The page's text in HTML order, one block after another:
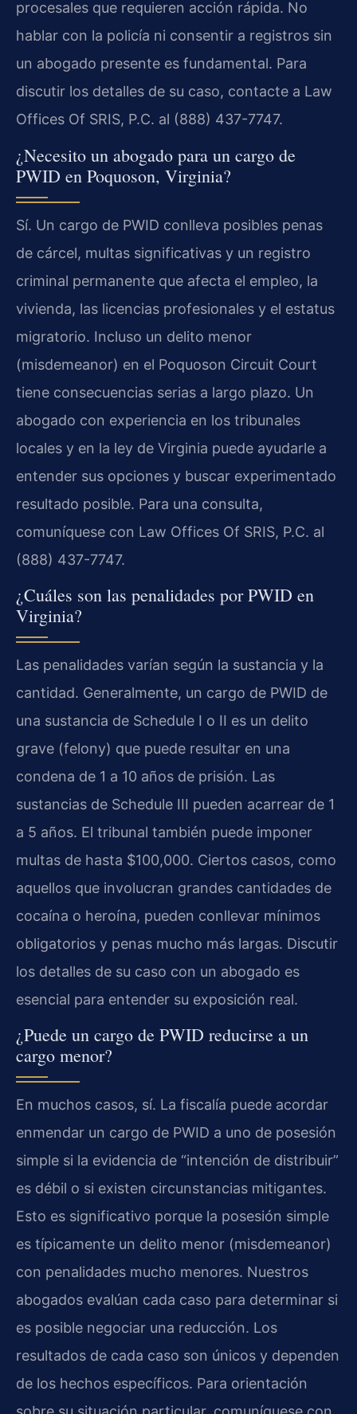
procesales que requieren acción rápida. No
hablar con la policía ni consentir a registros sin
un abogado presente es fundamental. Para
discutir los detalles de su caso, contacte a Law
Offices Of SRIS, P.C. al (888) 437-7747.
¿Necesito un abogado para un cargo de
PWID en Poquoson, Virginia?
Sí. Un cargo de PWID conlleva posibles penas
de cárcel, multas significativas y un registro
criminal permanente que afecta el empleo, la
vivienda, las licencias profesionales y el estatus
migratorio. Incluso un delito menor
(misdemeanor) en el Poquoson Circuit Court
tiene consecuencias serias a largo plazo. Un
abogado con experiencia en los tribunales
locales y en la ley de Virginia puede ayudarle a
entender sus opciones y buscar experimentado
resultado posible. Para una consulta,
comuníquese con Law Offices Of SRIS, P.C. al
(888) 437-7747.
¿Cuáles son las penalidades por PWID en
Virginia?
Las penalidades varían según la sustancia y la
cantidad. Generalmente, un cargo de PWID de
una sustancia de Schedule I o II es un delito
grave (felony) que puede resultar en una
condena de 1 a 10 años de prisión. Las
sustancias de Schedule III pueden acarrear de 1
a 5 años. El tribunal también puede imponer
multas de hasta $100,000. Ciertos casos, como
aquellos que involucran grandes cantidades de
cocaína o heroína, pueden conllevar mínimos
obligatorios y penas mucho más largas. Discutir
los detalles de su caso con un abogado es
esencial para entender su exposición real.
¿Puede un cargo de PWID reducirse a un
cargo menor?
En muchos casos, sí. La fiscalía puede acordar
enmendar un cargo de PWID a uno de posesión
simple si la evidencia de “intención de distribuir”
es débil o si existen circunstancias mitigantes.
Esto es significativo porque la posesión simple
es típicamente un delito menor (misdemeanor)
con penalidades mucho menores. Nuestros
abogados evalúan cada caso para determinar si
es posible negociar una reducción. Los
resultados de cada caso son únicos y dependen
de los hechos específicos. Para orientación